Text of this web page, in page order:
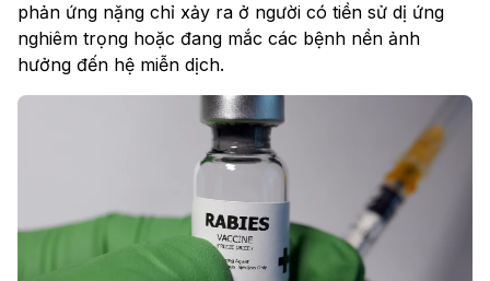
phản ứng nặng chỉ xảy ra ở người có tiền sử dị ứng
nghiêm trọng hoặc đang mắc các bệnh nền ảnh
hưởng đến hệ miễn dịch.